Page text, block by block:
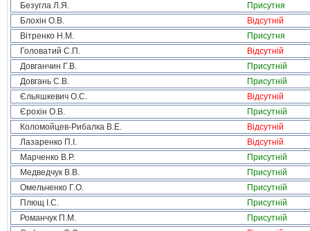
Безугла Л.Я.
Присутня
Блохін О.В.
Відсутній
Вітренко Н.М.
Присутня
Головатий С.П.
Відсутній
Довганчин Г.В.
Присутній
Довгань С.В.
Присутній
Єльяшкевич О.С.
Відсутній
Єрохін О.В.
Присутній
Коломойцев-Рибалка В.Е.
Відсутній
Лазаренко П.І.
Відсутній
Марченко В.Р.
Присутній
Медведчук В.В.
Присутній
Омельченко Г.О.
Присутній
Плющ І.С.
Присутній
Романчук П.М.
Присутній